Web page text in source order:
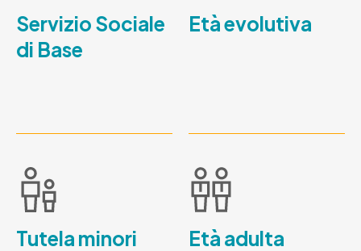
Servizio Sociale
di Base
Età evolutiva
Tutela minori Età adulta